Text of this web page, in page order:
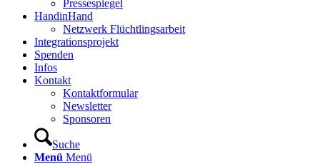
Pressespiegel
HandinHand
Netzwerk Flüchtlingsarbeit
Integrationsprojekt
Spenden
Infos
Kontakt
Kontaktformular
Newsletter
Sponsoren
Suche
Menü Menü